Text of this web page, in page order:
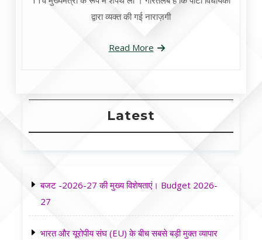
द्वारा व्यक्त की गई नाराज़गी
Read More
Latest
बजट -2026-27 की मुख्य विशेषताएं। Budget 2026-
27
भारत और यूरोपीय संघ (EU) के बीच सबसे बड़ी मुक्त व्यापार